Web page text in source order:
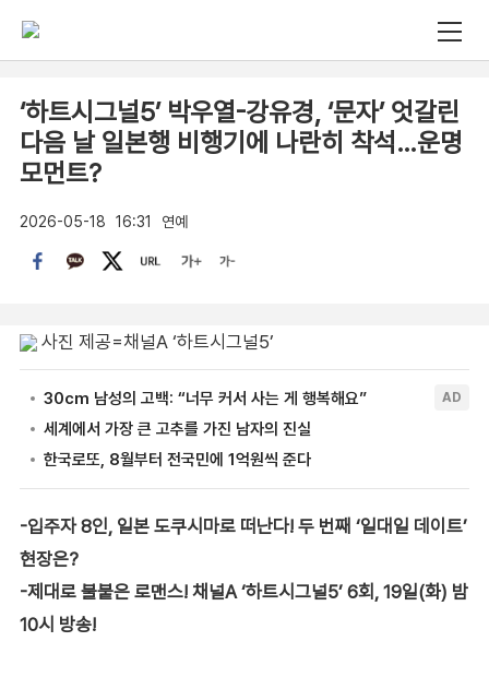
‘하트시그널5’ 박우열-강유경, ‘문자’ 엇갈린
다음 날 일본행 비행기에 나란히 착석…운명
모먼트?
2026-05-18 16:31 연예
사진 제공=채널A ‘하트시그널5’
-입주자 8인, 일본 도쿠시마로 떠난다! 두 번째 ‘일대일 데이트’
현장은?
-제대로 불붙은 로맨스! 채널A ‘하트시그널5’ 6회, 19일(화) 밤
10시 방송!